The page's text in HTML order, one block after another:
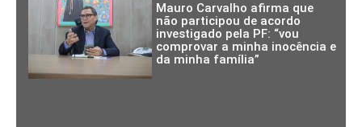
Mauro Carvalho afirma que
não participou de acordo
investigado pela PF: “vou
comprovar a minha inocência e
da minha família”